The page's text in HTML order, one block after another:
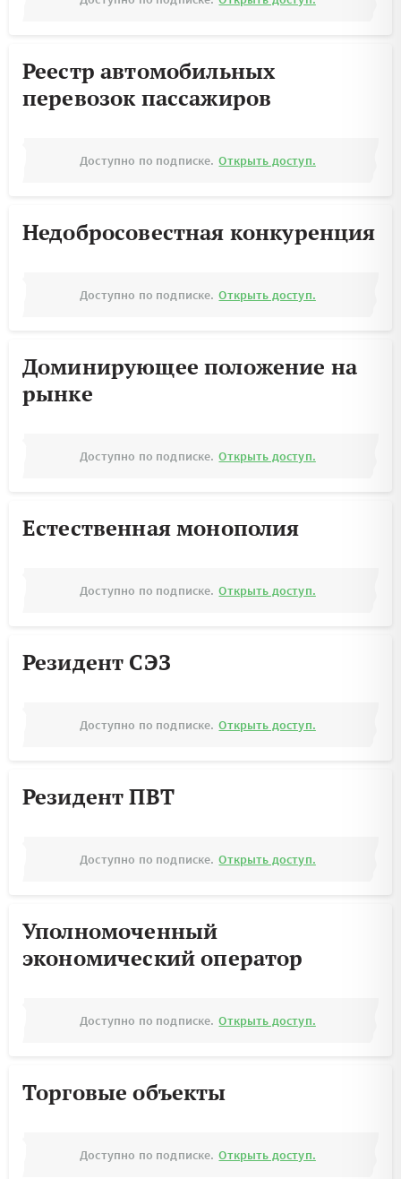
Реестр автомобильных
перевозок пассажиров
Доступно по подписке. Открыть доступ.
Недобросовестная конкуренция
Доступно по подписке. Открыть доступ.
Доминирующее положение на
рынке
Доступно по подписке. Открыть доступ.
Естественная монополия
Доступно по подписке. Открыть доступ.
Резидент СЭЗ
Доступно по подписке. Открыть доступ.
Резидент ПВТ
Доступно по подписке. Открыть доступ.
Уполномоченный
экономический оператор
Доступно по подписке. Открыть доступ.
Торговые объекты
Доступно по подписке. Открыть доступ.